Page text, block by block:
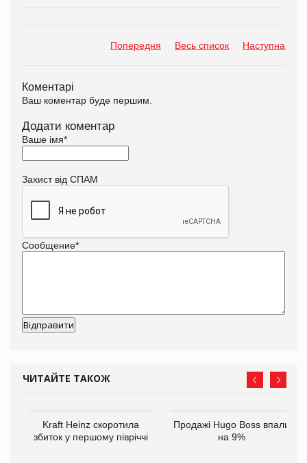
Попередня Весь список Наступна
Коментарі
Ваш коментар буде першим.
Додати коментар
Ваше імя*
Захист від СПАМ
Сообщение*
ЧИТАЙТЕ ТАКОЖ
Kraft Heinz скоротила
збиток у першому півріччі
Продажі Hugo Boss впали
на 9%